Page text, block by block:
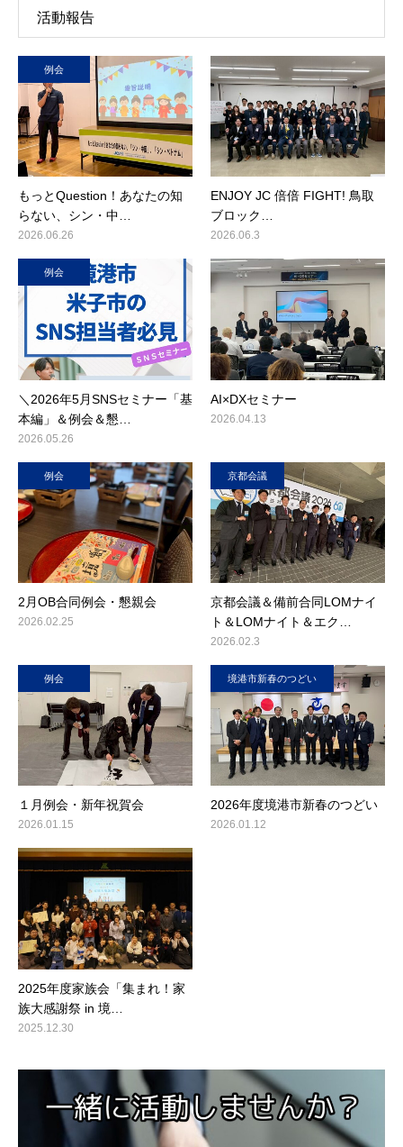
活動報告
例会
もっとQuestion！あなたの知
らない、シン・中…
2026.06.26
ENJOY JC 倍倍 FIGHT! 鳥取
ブロック…
2026.06.3
例会
＼2026年5月SNSセミナー「基
本編」＆例会＆懇…
2026.05.26
AI×DXセミナー
2026.04.13
例会
2月OB合同例会・懇親会
2026.02.25
京都会議
京都会議＆備前合同LOMナイ
ト＆LOMナイト＆エク…
2026.02.3
例会
１月例会・新年祝賀会
2026.01.15
境港市新春のつどい
2026年度境港市新春のつどい
2026.01.12
2025年度家族会「集まれ！家
族大感謝祭 in 境…
2025.12.30